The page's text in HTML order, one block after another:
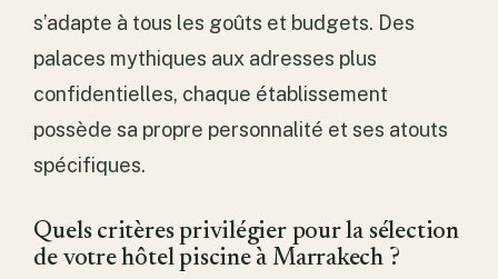
s’adapte à tous les goûts et budgets. Des
palaces mythiques aux adresses plus
confidentielles, chaque établissement
possède sa propre personnalité et ses atouts
spécifiques.
Quels critères privilégier pour la sélection
de votre hôtel piscine à Marrakech ?